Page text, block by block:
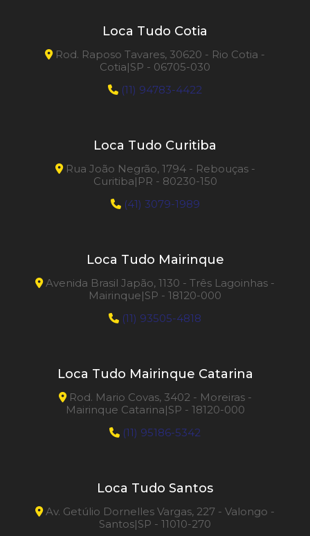
Loca Tudo Cotia
Rod. Raposo Tavares, 30620 - Rio Cotia -
Cotia|SP - 06705-030
(11) 94783-4422
Loca Tudo Curitiba
Rua João Negrão, 1794 - Rebouças -
Curitiba|PR - 80230-150
(41) 3079-1989
Loca Tudo Mairinque
Avenida Brasil Japão, 1130 - Três Lagoinhas -
Mairinque|SP - 18120-000
(11) 93505-4818
Loca Tudo Mairinque Catarina
Rod. Mario Covas, 3402 - Moreiras -
Mairinque Catarina|SP - 18120-000
(11) 95186-5342
Loca Tudo Santos
Av. Getúlio Dornelles Vargas, 227 - Valongo -
Santos|SP - 11010-270